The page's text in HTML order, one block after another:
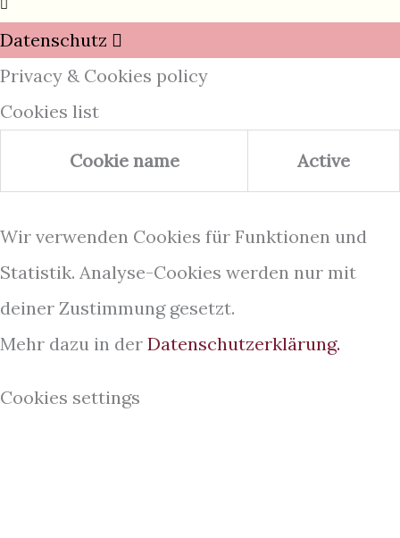
Datenschutz
Privacy & Cookies policy
Cookies list
Cookie name Active
Wir verwenden Cookies für Funktionen und
Statistik. Analyse-Cookies werden nur mit
deiner Zustimmung gesetzt.
Mehr dazu in der Datenschutzerklärung.
Cookies settings